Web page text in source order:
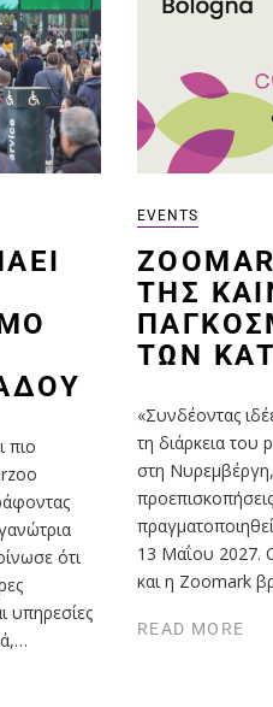
πιο
ότι
υπηρεσίες
EVENTS
ΤΗΣ
ΤΩΝ
«Συνδέοντας
τη διάρκεια του
στη
13 Μαΐου 2027.
και η Zoomark
READ MORE